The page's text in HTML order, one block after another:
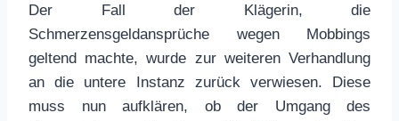
Der Fall der Klägerin, die
Schmerzensgeldansprüche wegen Mobbings
geltend machte, wurde zur weiteren Verhandlung
an die untere Instanz zurück verwiesen. Diese
muss nun aufklären, ob der Umgang des